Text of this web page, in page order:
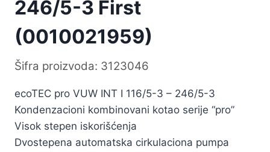
246/5-3 First
(0010021959)
Šifra proizvoda: 3123046
ecoTEC pro VUW INT I 116/5-3 – 246/5-3
Kondenzacioni kombinovani kotao serije “pro”
Visok stepen iskorišćenja
Dvostepena automatska cirkulaciona pumpa